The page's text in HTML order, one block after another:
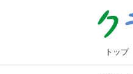
トップ